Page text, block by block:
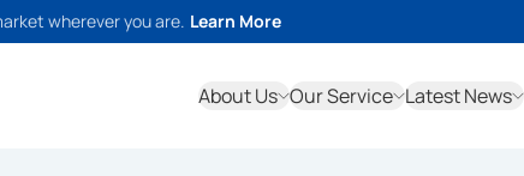
wherever you are. Learn More
About Us Our Service Latest News